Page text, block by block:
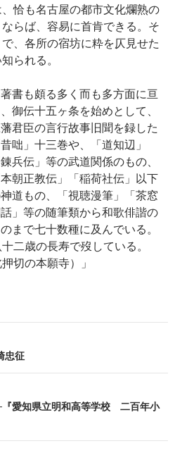
恰も名古屋の都市文化爛熟の
らば、容易に首肯できる。そ
、各所の宿坊に粋を仄見せた
られる。
書も頗る多く而も多方面に亘
御伝十五ヶ条を始めとして、
君臣の言行故事旧聞を録した
昔咄」十三巻や、「道知辺」
錬兵伝」等の武道関係のもの、
本朝正教伝」「稲荷社伝」以下
道もの、「視聴漫筆」「茶窓
」等の随筆類から和歌俳諧の
まで七十数種に及んでいる。
二歳の長寿で歿している。
切の本願寺）」
忠征
愛知県立明和高等学校 二百年小